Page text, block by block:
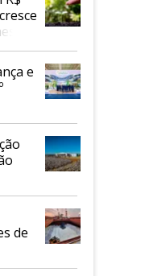
e
de